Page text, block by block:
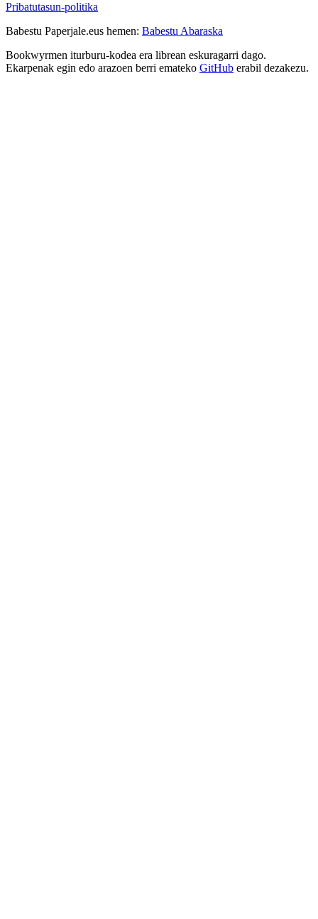
Pribatutasun-politika
Babestu Paperjale.eus hemen: Babestu Abaraska
Bookwyrmen iturburu-kodea era librean eskuragarri dago.
Ekarpenak egin edo arazoen berri emateko GitHub erabil dezakezu.